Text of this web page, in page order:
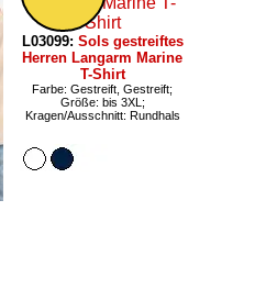
L03099: Sols gestreiftes
Herren Langarm Marine
T-Shirt
Farbe: Gestreift, Gestreift;
Größe: bis 3XL;
Kragen/Ausschnitt: Rundhals